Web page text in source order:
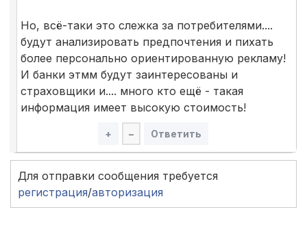
Но, всё-таки это слежка за потребителями....
будут анализировать предпочтения и пихать
более персонально ориентированную рекламу!
И банки этмм будут заинтересованы и
страховщики и.... много кто ещё - такая
информация имеет высокую стоимость!
+ – Ответить
Для отправки сообщения требуется
регистрация/авторизация